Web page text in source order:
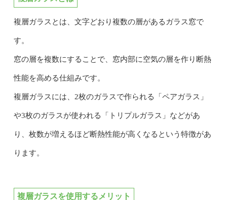
複層ガラスとは、文字どおり複数の層があるガラス窓で
す。
窓の層を複数にすることで、窓内部に空気の層を作り断熱
性能を高める仕組みです。
複層ガラスには、2枚のガラスで作られる「ペアガラス」
や3枚のガラスが使われる「トリプルガラス」などがあ
り、枚数が増えるほど断熱性能が高くなるという特徴があ
ります。
複層ガラスを使用するメリット